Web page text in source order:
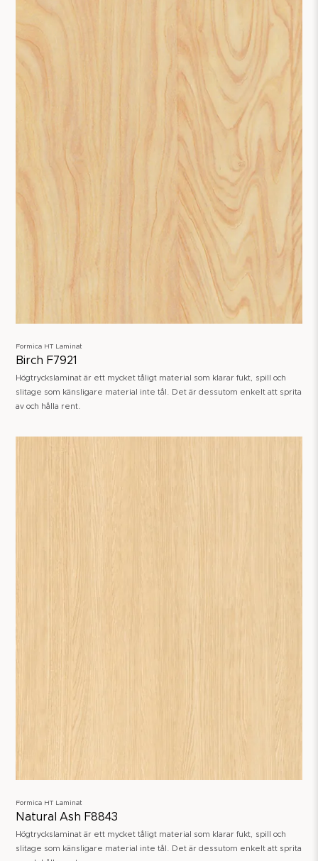
Formica HT Laminat
Birch F7921
Högtryckslaminat är ett mycket tåligt material som klarar fukt, spill och
slitage som känsligare material inte tål. Det är dessutom enkelt att sprita
av och hålla rent.
Formica HT Laminat
Natural Ash F8843
Högtryckslaminat är ett mycket tåligt material som klarar fukt, spill och
slitage som känsligare material inte tål. Det är dessutom enkelt att sprita